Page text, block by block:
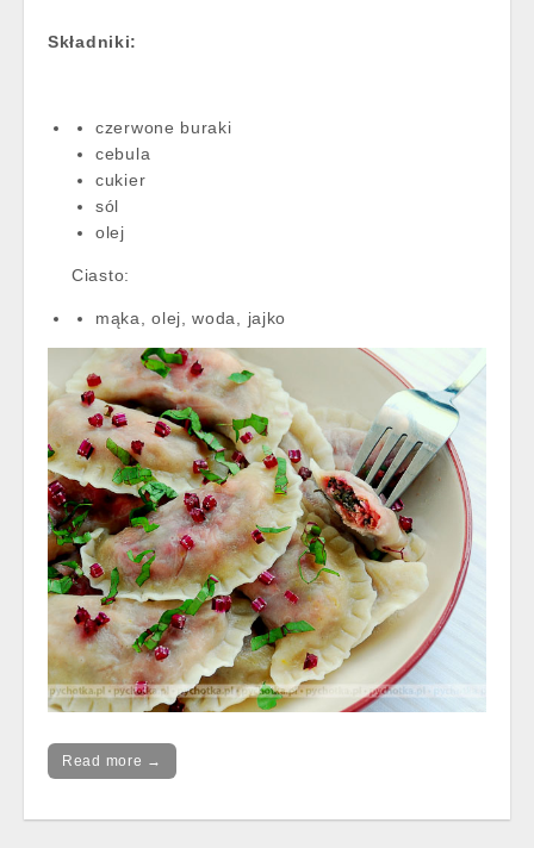
Składniki:
czerwone buraki
cebula
cukier
sól
olej
Ciasto:
mąka, olej, woda, jajko
Read more →